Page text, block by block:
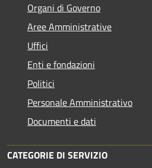
Organi di Governo
Aree Amministrative
Uffici
Enti e fondazioni
Politici
Personale Amministrativo
Documenti e dati
CATEGORIE DI SERVIZIO